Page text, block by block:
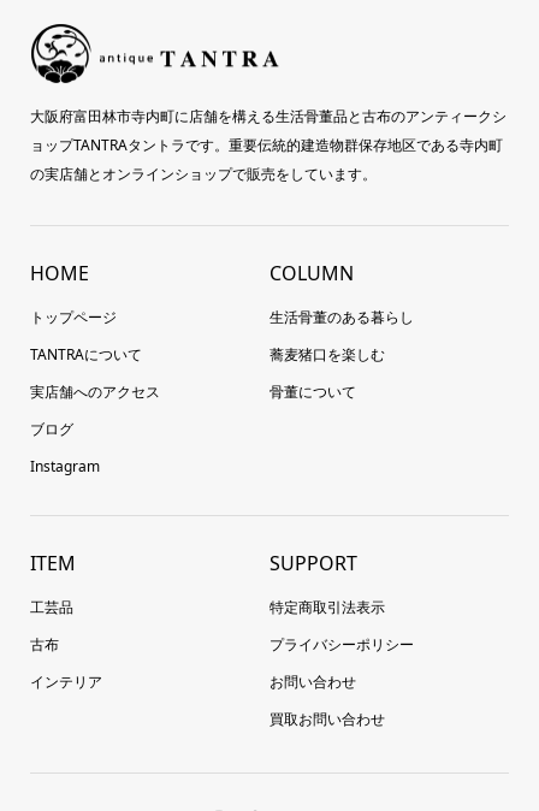
大阪府富田林市寺内町に店舗を構える生活骨董品と古布のアンティークシ
ョップTANTRAタントラです。重要伝統的建造物群保存地区である寺内町
の実店舗とオンラインショップで販売をしています。
HOME
トップページ
TANTRAについて
実店舗へのアクセス
ブログ
Instagram
COLUMN
生活骨董のある暮らし
蕎麦猪口を楽しむ
骨董について
ITEM
工芸品
古布
インテリア
SUPPORT
特定商取引法表示
プライバシーポリシー
お問い合わせ
買取お問い合わせ